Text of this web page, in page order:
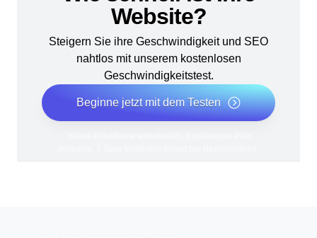
Website?
Steigern Sie ihre Geschwindigkeit und SEO
nahtlos mit unserem kostenlosen
Geschwindigkeitstest.
Beginne jetzt mit dem Testen